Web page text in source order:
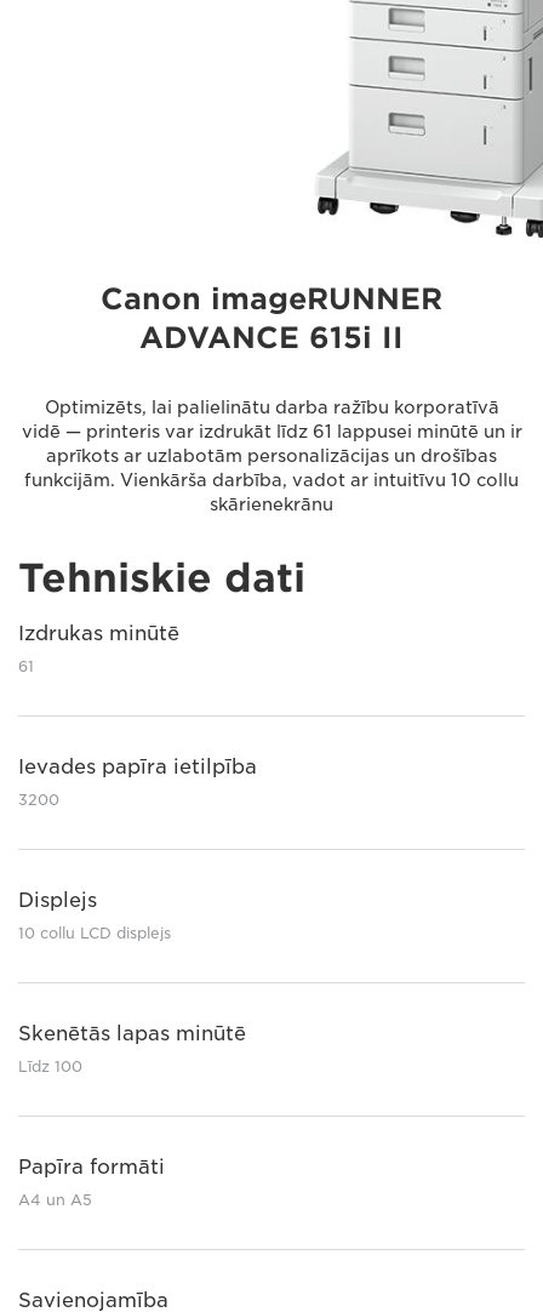
Canon imageRUNNER
ADVANCE 615i II
Optimizēts, lai palielinātu darba ražību korporatīvā
vidē — printeris var izdrukāt līdz 61 lappusei minūtē un ir
aprīkots ar uzlabotām personalizācijas un drošības
funkcijām. Vienkārša darbība, vadot ar intuitīvu 10 collu
skārienekrānu
Tehniskie dati
Izdrukas minūtē
61
Ievades papīra ietilpība
3200
Displejs
10 collu LCD displejs
Skenētās lapas minūtē
Līdz 100
Papīra formāti
A4 un A5
Savienojamība